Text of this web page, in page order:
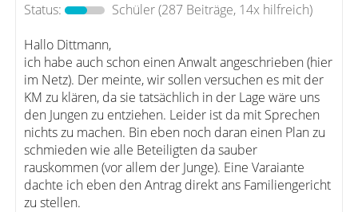
Status:
Schüler(287 Beiträge, 14x hilfreich)
Hallo Dittmann,
ich habe auch schon einen Anwalt angeschrieben (hier
im Netz). Der meinte, wir sollen versuchen es mit der
KM zu klären, da sie tatsächlich in der Lage wäre uns
den Jungen zu entziehen. Leider ist da mit Sprechen
nichts zu machen. Bin eben noch daran einen Plan zu
schmieden wie alle Beteiligten da sauber
rauskommen (vor allem der Junge). Eine Varaiante
dachte ich eben den Antrag direkt ans Familiengericht
zu stellen.